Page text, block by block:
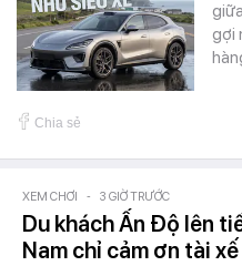
gợi
Chia sẻ
XEM CHƠI - 3 GIỜ TRƯỚC
Du khách Ấn Độ lên
Nam chỉ cảm ơn tài